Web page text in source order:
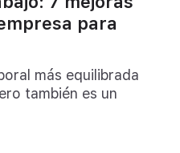
para
más equilibrada
también es un